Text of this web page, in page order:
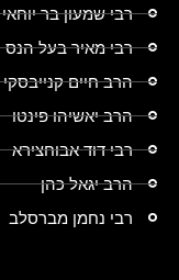
רבי שמעון בר יוחאי
רבי מאיר בעל הנס
הרב חיים קנייבסקי
הרב יאשיהו פינטו
רבי דוד אבוחצירא
הרב יגאל כהן
רבי נחמן מברסלב